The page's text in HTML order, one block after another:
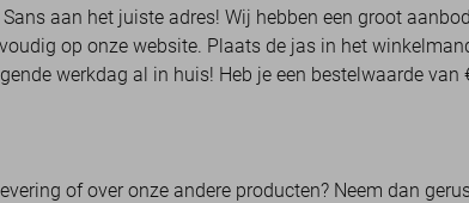
aan het juiste adres! Wij hebben een groot
op onze website. Plaats de jas in het
werkdag al in huis! Heb je een bestelwaarde
of over onze andere producten? Neem dan